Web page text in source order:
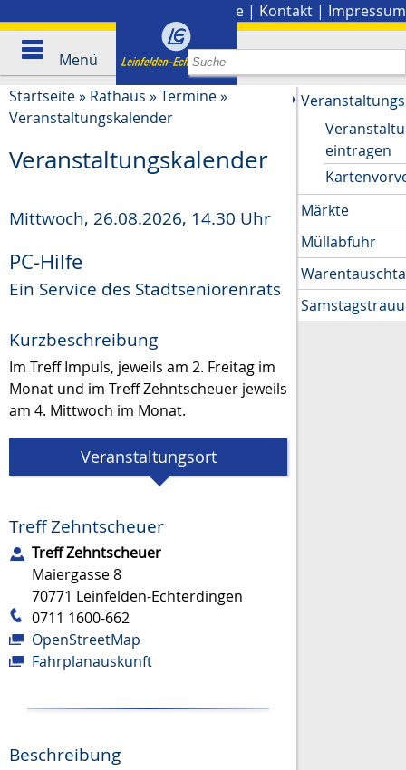
Presse | Kontakt | Impressum
Menü
Startseite» Rathaus »Termine»
Veranstaltungskalender
Veranstaltungskalender
Mittwoch, 26.08.2026, 14.30 Uhr
PC-Hilfe
Ein Service des Stadtseniorenrats
Kurzbeschreibung
Im Treff Impuls, jeweils am 2. Freitag im
Monat und im Treff Zehntscheuer jeweils
am 4. Mittwoch im Monat.
Veranstaltungsort
Treff Zehntscheuer
Treff Zehntscheuer
Maiergasse 8
70771 Leinfelden-Echterdingen
0711 1600-662
OpenStreetMap
Fahrplanauskunft
Beschreibung
eintragen
Märkte
Müllabfuhr